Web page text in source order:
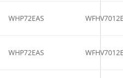
WHP72EAS
WHP72EAS